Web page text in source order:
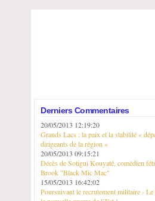
Derniers Commentaires
20/05/2013 12:19:20
Grands Lacs : la paix et la stabilité «
dirigeants de la région »
20/05/2013 09:15:21
Décès de Sotigui Kouyaté, comédien
Brook "Black Mic Mac"
15/05/2013 16:42:02
Poursuivant le recrutement militaire -